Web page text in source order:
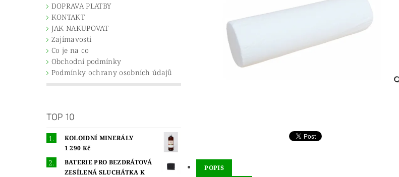
DOPRAVA PLATBY
KONTAKT
JAK NAKUPOVAT
Zajímavosti
Co je na co
Obchodní podmínky
Podmínky ochrany osobních údajů
TOP 10
KOLOIDNÍ MINERÁLY
1 290 Kč
BATERIE PRO BEZDRÁTOVÁ
ZESÍLENÁ SLUCHÁTKA K
POPIS